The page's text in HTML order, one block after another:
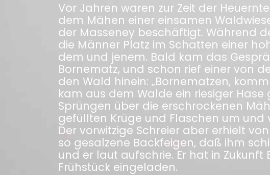
Vor Jahren waren zur Zeit der
dem Mähen einer einsamen
der Masseney beschäftigt. Während
die Männer Platz im Schatten einer
dem und jenem. Bald kam das
Bornematz, und schon rief einer von
den Wald hinein: „Bornematzen,
kam aus dem Walde ein riesiger
Sprüngen über die erschrockenen
gefüllten Krüge und Flaschen um und
Der vorwitzige Schreier aber erhielt
so gesalzene Backfeigen, daß ihm
und er laut aufschrie. Er hat in
Frühstück eingeladen.